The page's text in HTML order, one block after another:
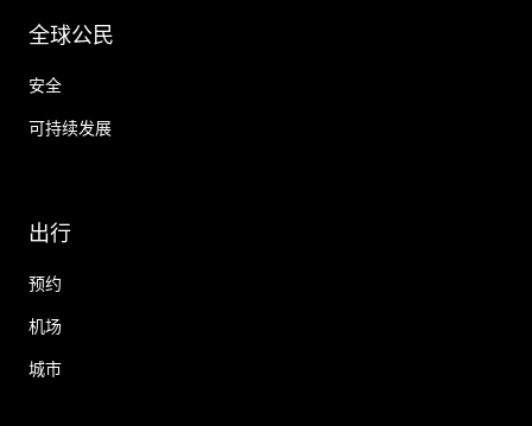
全球公民
安全
可持续发展
出行
预约
机场
城市